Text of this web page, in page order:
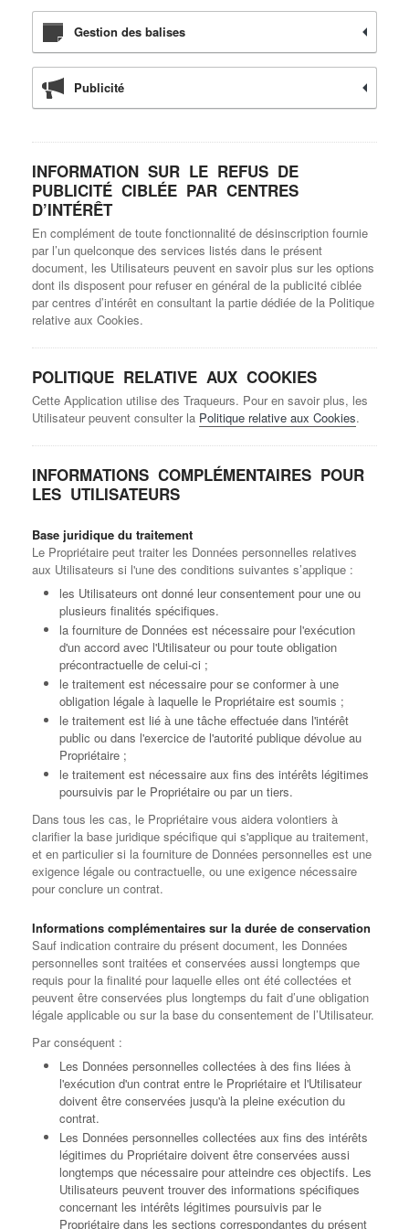
Gestion des balises
Publicité
INFORMATION SUR LE REFUS DE
PUBLICITÉ CIBLÉE PAR CENTRES
D’INTÉRÊT
En complément de toute fonctionnalité de désinscription fournie
par l’un quelconque des services listés dans le présent
document, les Utilisateurs peuvent en savoir plus sur les options
dont ils disposent pour refuser en général de la publicité ciblée
par centres d’intérêt en consultant la partie dédiée de la Politique
relative aux Cookies.
POLITIQUE RELATIVE AUX COOKIES
Cette Application utilise des Traqueurs. Pour en savoir plus, les
Utilisateur peuvent consulter la Politique relative aux Cookies.
INFORMATIONS COMPLÉMENTAIRES POUR
LES UTILISATEURS
Base juridique du traitement
Le Propriétaire peut traiter les Données personnelles relatives
aux Utilisateurs si l'une des conditions suivantes s’applique :
les Utilisateurs ont donné leur consentement pour une ou
plusieurs finalités spécifiques.
la fourniture de Données est nécessaire pour l'exécution
d'un accord avec l'Utilisateur ou pour toute obligation
précontractuelle de celui-ci ;
le traitement est nécessaire pour se conformer à une
obligation légale à laquelle le Propriétaire est soumis ;
le traitement est lié à une tâche effectuée dans l'intérêt
public ou dans l'exercice de l'autorité publique dévolue au
Propriétaire ;
le traitement est nécessaire aux fins des intérêts légitimes
poursuivis par le Propriétaire ou par un tiers.
Dans tous les cas, le Propriétaire vous aidera volontiers à
clarifier la base juridique spécifique qui s'applique au traitement,
et en particulier si la fourniture de Données personnelles est une
exigence légale ou contractuelle, ou une exigence nécessaire
pour conclure un contrat.
Informations complémentaires sur la durée de conservation
Sauf indication contraire du présent document, les Données
personnelles sont traitées et conservées aussi longtemps que
requis pour la finalité pour laquelle elles ont été collectées et
peuvent être conservées plus longtemps du fait d’une obligation
légale applicable ou sur la base du consentement de l’Utilisateur.
Par conséquent :
Les Données personnelles collectées à des fins liées à
l'exécution d'un contrat entre le Propriétaire et l'Utilisateur
doivent être conservées jusqu'à la pleine exécution du
contrat.
Les Données personnelles collectées aux fins des intérêts
légitimes du Propriétaire doivent être conservées aussi
longtemps que nécessaire pour atteindre ces objectifs. Les
Utilisateurs peuvent trouver des informations spécifiques
concernant les intérêts légitimes poursuivis par le
Propriétaire dans les sections correspondantes du présent